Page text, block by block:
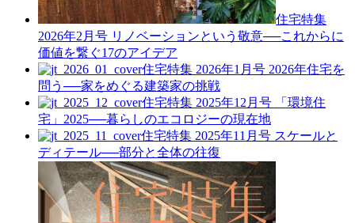
住宅特集
2026年2月号 リノベーションという敬意──これからに
価値を繋ぐ17のアイデア
住宅特集 2026年1月号 2026年住宅を
問う──家をめぐる建築家の挑戦
住宅特集 2025年12月号
「環境住
宅」2025──暮らしのエコロジーの現在地
住宅特集 2025年11月号 スケールと
ディテール──部分と全体の往復